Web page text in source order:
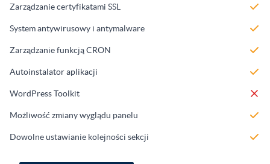
Zarządzanie certyfikatami SSL
System antywirusowy i antymalware
Zarządzanie funkcją CRON
Autoinstalator aplikacji
WordPress Toolkit
Możliwość zmiany wyglądu panelu
Dowolne ustawianie kolejności sekcji